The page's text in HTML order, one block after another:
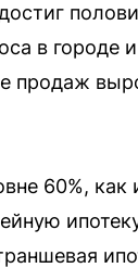
в городе
60%,